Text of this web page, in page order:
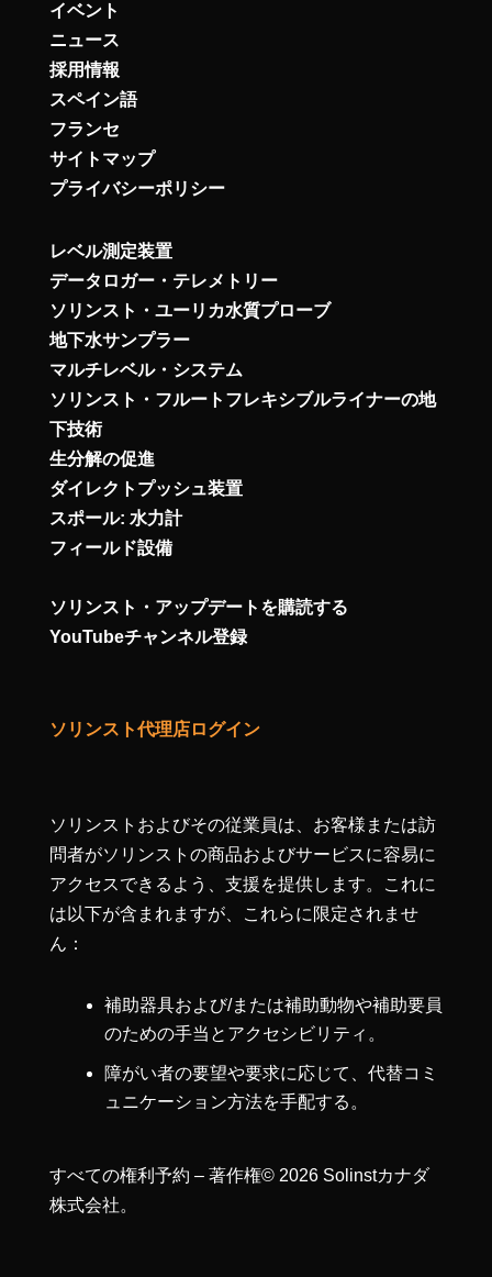
イベント
ニュース
採用情報
スペイン語
フランセ
サイトマップ
プライバシーポリシー
レベル測定装置
データロガー・テレメトリー
ソリンスト・ユーリカ水質プローブ
地下水サンプラー
マルチレベル・システム
ソリンスト・フルートフレキシブルライナーの地
下技術
生分解の促進
ダイレクトプッシュ装置
スポール: 水力計
フィールド設備
ソリンスト・アップデートを購読する
YouTubeチャンネル登録
ソリンスト代理店ログイン
ソリンストおよびその従業員は、お客様または訪
問者がソリンストの商品およびサービスに容易に
アクセスできるよう、支援を提供します。これに
は以下が含まれますが、これらに限定されませ
ん：
補助器具および/または補助動物や補助要員
のための手当とアクセシビリティ。
障がい者の要望や要求に応じて、代替コミ
ュニケーション方法を手配する。
すべての権利予約 – 著作権© 2026 Solinstカナダ
株式会社。